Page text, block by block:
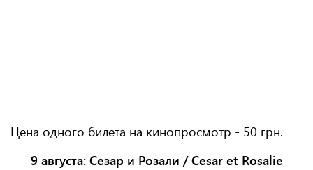
Цена одного билета на кинопросмотр - 50 грн.
9 августа: Сезар и Розали / Cesar et Rosalie